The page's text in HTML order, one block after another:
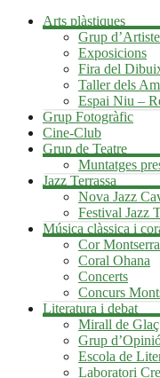
Arts plàstiques
Grup
Exposicions
Fira del
Taller dels
Espai Niu –
Grup Fotogràfic
Cine-Club
Grup de Teatre
Muntatges
Jazz Terrassa
Nova Jazz
Festival Jazz
Música clàssica i
Cor
Coral Ohana
Concerts
Concurs
Literatura i debat
Mirall de Glaç
Grup
Escola de
Laboratori